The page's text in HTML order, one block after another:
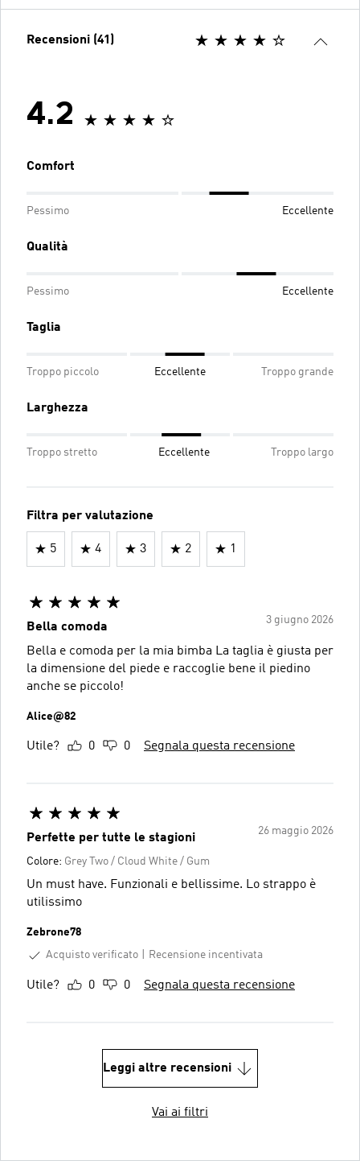
Recensioni (41)
4.2
Comfort
Pessimo Eccellente
Qualità
Pessimo Eccellente
Taglia
Troppo piccolo Eccellente Troppo grande
Larghezza
Troppo stretto Eccellente Troppo largo
Filtra per valutazione
5 4 3 2 1
3 giugno 2026
Bella comoda
Bella e comoda per la mia bimba La taglia è giusta per
la dimensione del piede e raccoglie bene il piedino
anche se piccolo!
Alice@82
Utile? 0 0 Segnala questa recensione
26 maggio 2026
Perfette per tutte le stagioni
Colore: Grey Two / Cloud White / Gum
Un must have. Funzionali e bellissime. Lo strappo è
utilissimo
Zebrone78
Acquisto verificato
Recensione incentivata
Utile? 0 0 Segnala questa recensione
Leggi altre recensioni
Vai ai filtri